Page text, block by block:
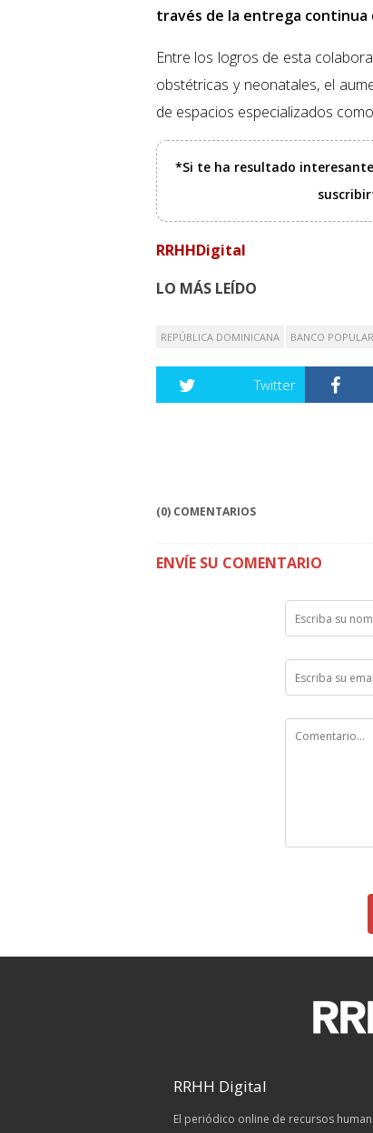
través de la entrega continua
Entre los logros de esta
obstétricas y neonatales, el
de espacios especializados
*Si te ha resultado
RRHHDigital
LO MÁS LEÍDO
REPÚBLICA DOMINICANA BANCO POPULAR
Twitter
(0) COMENTARIOS
ENVÍE SU COMENTARIO
RRHH Digital
El periódico online de recursos